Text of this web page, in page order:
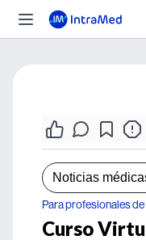
Noticias
Para profesionales de
Curso